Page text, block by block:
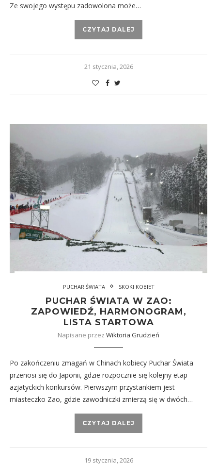
Ze swojego występu zadowolona może…
CZYTAJ DALEJ
21 stycznia, 2026
PUCHAR ŚWIATA SKOKI KOBIET
PUCHAR ŚWIATA W ZAO:
ZAPOWIEDŹ, HARMONOGRAM,
LISTA STARTOWA
Napisane przez Wiktoria Grudzień
Po zakończeniu zmagań w Chinach kobiecy Puchar Świata
przenosi się do Japonii, gdzie rozpocznie się kolejny etap
azjatyckich konkursów. Pierwszym przystankiem jest
miasteczko Zao, gdzie zawodniczki zmierzą się w dwóch…
CZYTAJ DALEJ
19 stycznia, 2026